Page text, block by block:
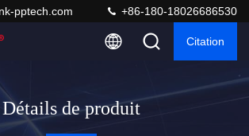
pptech.com +86-180-18026686530
Citation
Détails de produit